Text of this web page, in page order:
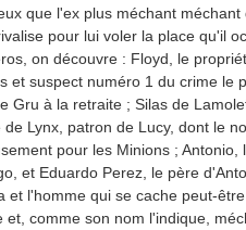
que l'ex plus méchant
pour lui voler la place qu'il
on découvre : Floyd, le
et suspect numéro 1 du crime le
Gru à la retraite ; Silas de
de Lynx, patron de Lucy, dont le
pour les Minions ;
et Eduardo Perez, le père
et l'homme qui se cache peut-
et, comme son nom l'indique,